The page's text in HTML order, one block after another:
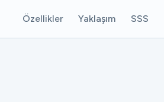
Özellikler Yaklaşım SSS